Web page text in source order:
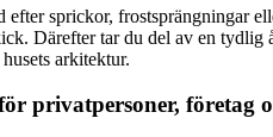
efter sprickor,
Därefter tar du del av en
arkitektur.
privatpersoner, företag